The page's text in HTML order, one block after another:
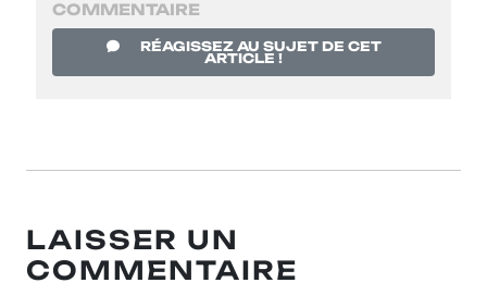
COMMENTAIRE
RÉAGISSEZ AU SUJET DE CET
ARTICLE !
LAISSER UN
COMMENTAIRE